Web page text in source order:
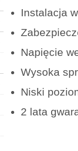
Instalacja
Napięcie
Wysoka
Niski
2 lata